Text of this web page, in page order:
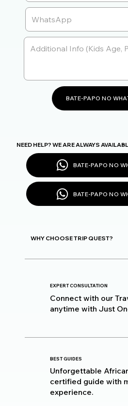
BATE-PAPO NO
NEED HELP? WE ARE ALWAYS
BATE-PAPO NO
BATE-PAPO NO
WHY CHOOSE TRIP QUEST?
EXPERT CONSULTATION
Connect with our
anytime with Just
BEST GUIDES
Unforgettable
certified guide with
experience.